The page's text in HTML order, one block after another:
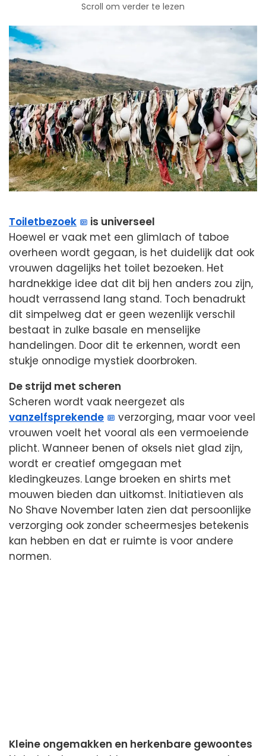
Scroll om verder te lezen
Toiletbezoek
is universeel
Hoewel er vaak met een glimlach of taboe
overheen wordt gegaan, is het duidelijk dat ook
vrouwen dagelijks het toilet bezoeken. Het
hardnekkige idee dat dit bij hen anders zou zijn,
houdt verrassend lang stand. Toch benadrukt
dit simpelweg dat er geen wezenlijk verschil
bestaat in zulke basale en menselijke
handelingen. Door dit te erkennen, wordt een
stukje onnodige mystiek doorbroken.
De strijd met scheren
Scheren wordt vaak neergezet als
vanzelfsprekende
verzorging, maar voor veel
vrouwen voelt het vooral als een vermoeiende
plicht. Wanneer benen of oksels niet glad zijn,
wordt er creatief omgegaan met
kledingkeuzes. Lange broeken en shirts met
mouwen bieden dan uitkomst. Initiatieven als
No Shave November laten zien dat persoonlijke
verzorging ook zonder scheermesjes betekenis
kan hebben en dat er ruimte is voor andere
normen.
Kleine ongemakken en herkenbare gewoontes